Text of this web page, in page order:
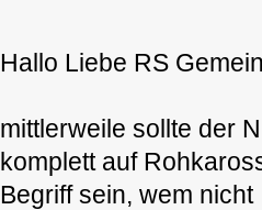
Hallo Liebe RS
mittlerweile sollte der
komplett auf
Begriff sein, wem nicht